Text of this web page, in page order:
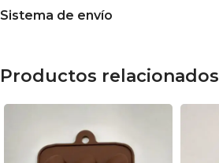
Sistema de envío
Productos relacionados